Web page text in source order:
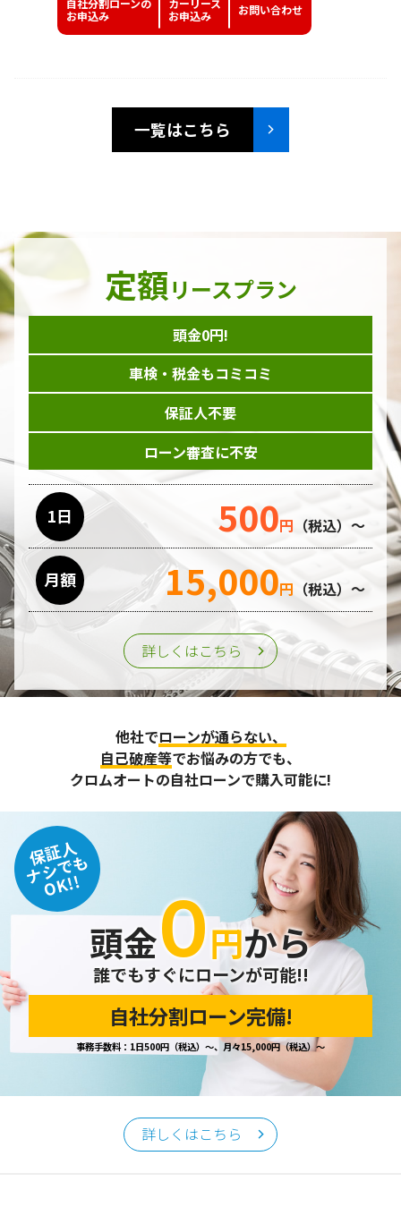
自社分割ローンの
お申込み
カーリース
お申込み
お問い合わせ
一覧はこちら
定額リースプラン
頭金0円!
車検・税金もコミコミ
保証人不要
ローン審査に不安
1日 500円 （税込）～
月額 15,000円 （税込）～
詳しくはこちら
他社でローンが通らない、
自己破産等でお悩みの方でも、
クロムオートの自社ローンで購入可能に!
保証人
ナシでも
OK!!
頭金０円から
誰でもすぐにローンが可能!!
自社分割ローン完備!
事務手数料：1日500円（税込）～、月々15,000円（税込）～
詳しくはこちら